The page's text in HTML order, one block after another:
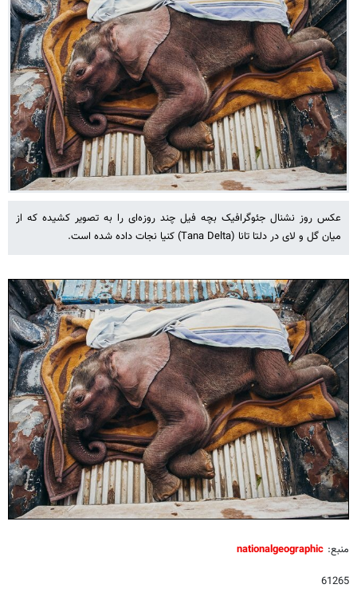
عکس روز نشنال جئوگرافیک بچه فیل چند روزه‌ای را به تصویر کشیده که از
میان گل و لای در دلتا تانا (Tana Delta) کنیا نجات داده شده است.
منبع: nationalgeographic
61265